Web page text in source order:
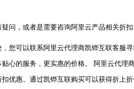
问，或者是需要咨询阿里云产品相关折
您可以联系阿里云代理商凯铧互联客服
心的服务，更实惠的价格。 阿里云代
优惠。通过凯铧互联购买可以获得折上